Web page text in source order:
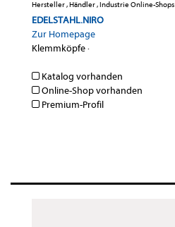
Hersteller , Händler , Industrie Online-Shops
EDELSTAHL.NIRO
Zur Homepage
Klemmköpfe·
Katalog vorhanden
Online-Shop vorhanden
Premium-Profil